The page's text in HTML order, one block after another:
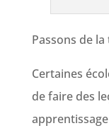
Passons de
Certaines
de faire des